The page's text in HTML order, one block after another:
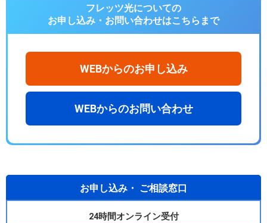
フレッツ光についての
お申し込み・お問い合わせはこちらまで
WEBからのお申し込み
WEBからのお問い合わせ
お申し込み・ ご相談窓口
24時間オンライン受付